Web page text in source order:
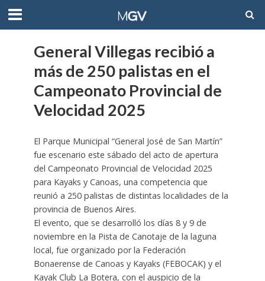
General Villegas recibió a
más de 250 palistas en el
Campeonato Provincial de
Velocidad 2025
El Parque Municipal “General José de San Martín”
fue escenario este sábado del acto de apertura
del Campeonato Provincial de Velocidad 2025
para Kayaks y Canoas, una competencia que
reunió a 250 palistas de distintas localidades de la
provincia de Buenos Aires.
El evento, que se desarrolló los días 8 y 9 de
noviembre en la Pista de Canotaje de la laguna
local, fue organizado por la Federación
Bonaerense de Canoas y Kayaks (FEBOCAK) y el
Kayak Club La Botera, con el auspicio de la